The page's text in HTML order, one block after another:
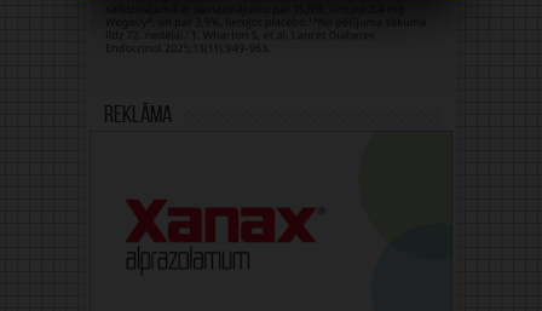
Reklāma